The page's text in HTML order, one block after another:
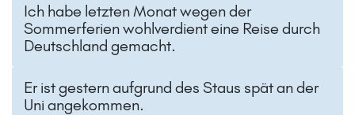
Ich habe letzten Monat wegen der
Sommerferien wohlverdient eine Reise durch
Deutschland gemacht.
Er ist gestern aufgrund des Staus spät an der
Uni angekommen.